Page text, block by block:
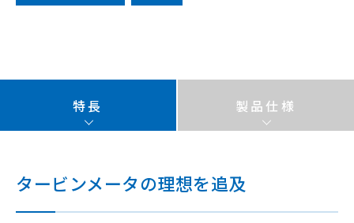
特長 製品仕様
タービンメータの理想を追及